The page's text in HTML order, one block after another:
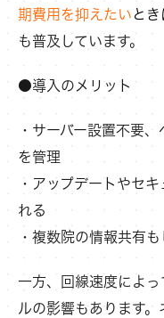
期費用を抑えたい と
も普及しています。
●導入のメリット
・サーバー設置不要
を管理
・アップデートやセ
れる
・複数院の情報共有
一方、回線速度によ
ルの影響もあります